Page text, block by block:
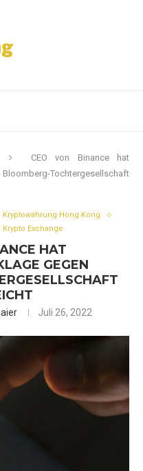
CEO von Binance hat
Tochtergesellschaft
Kryptowährung Hong Kong
Exchange
HAT
GEGEN
Juli 26, 2022